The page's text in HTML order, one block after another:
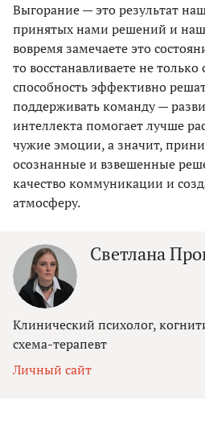
Выгорание — это результат
принятых нами решений и
вовремя замечаете это
то восстанавливаете не
способность эффективно
поддерживать команду —
интеллекта помогает лучше
чужие эмоции, а значит,
осознанные и взвешенные
качество коммуникации и
атмосферу.
Светлана
Клинический психолог,
схема-терапевт
Личный сайт